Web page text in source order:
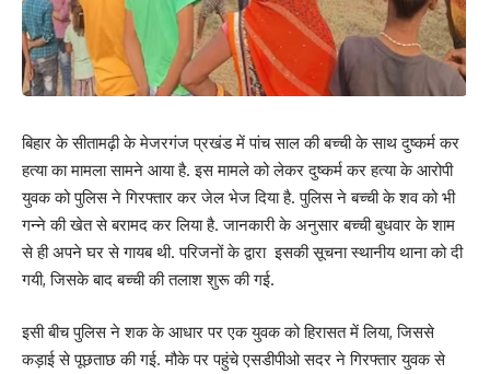
बिहार के सीतामढ़ी के मेजरगंज प्रखंड में पांच साल की बच्ची के साथ दुष्कर्म कर
हत्या का मामला सामने आया है. इस मामले को लेकर दुष्कर्म कर हत्या के आरोपी
युवक को पुलिस ने गिरफ्तार कर जेल भेज दिया है. पुलिस ने बच्ची के शव को भी
गन्ने की खेत से बरामद कर लिया है. जानकारी के अनुसार बच्ची बुधवार के शाम
से ही अपने घर से गायब थी. परिजनों के द्वारा इसकी सूचना स्थानीय थाना को दी
गयी, जिसके बाद बच्ची की तलाश शुरू की गई.
इसी बीच पुलिस ने शक के आधार पर एक युवक को हिरासत में लिया, जिससे
कड़ाई से पूछताछ की गई. मौके पर पहुंचे एसडीपीओ सदर ने गिरफ्तार युवक से